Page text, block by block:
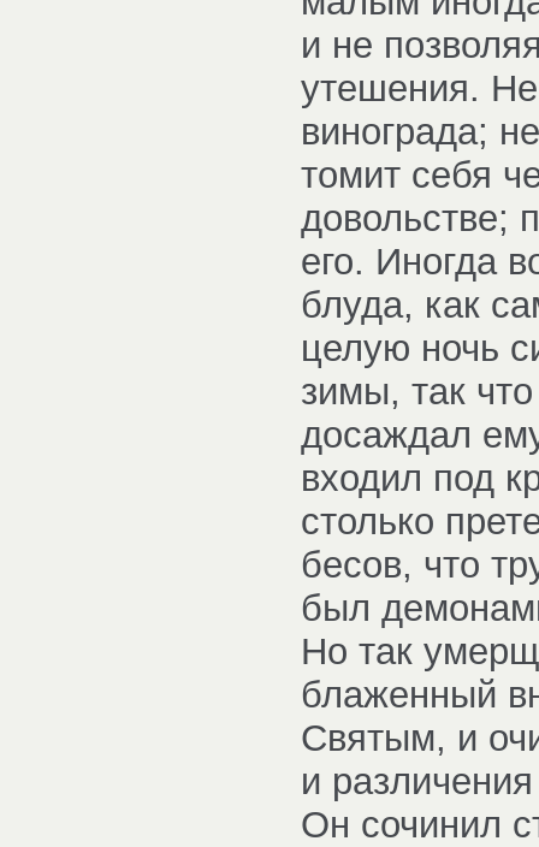
и не
утешения.
винограда;
томит себя
довольстве;
его. Иногда
блуда, как
целую ночь
зимы, так
досаждал
входил под
столько
бесов, что
был
Но так
блаженный
Святым, и
и
Он сочинил